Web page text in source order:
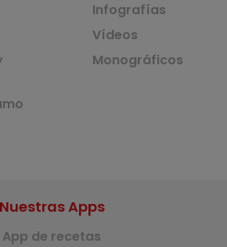
Infografías
Vídeos
Monográficos
Nuestras Apps
App de recetas